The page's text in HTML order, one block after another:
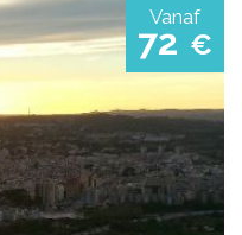
Vanaf
72 €